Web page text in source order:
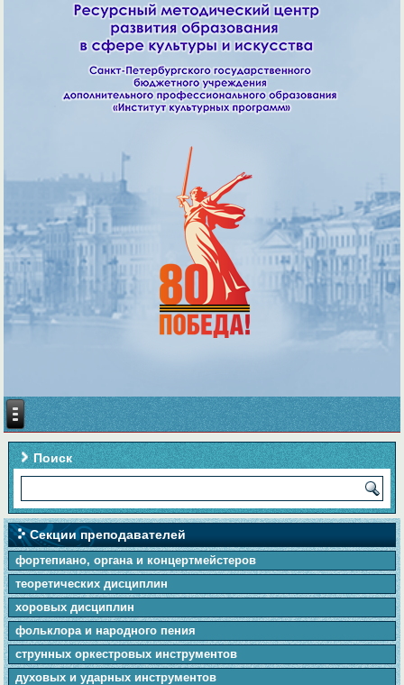
Поиск
Секции преподавателей
фортепиано, органа и концертмейстеров
теоретических дисциплин
хоровых дисциплин
фольклора и народного пения
cтpунныx оркестровых инструментов
духовых и ударных инструментов